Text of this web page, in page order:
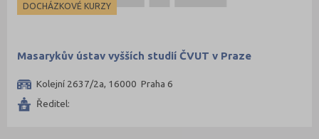
DOCHÁZKOVÉ KURZY
Masarykův ústav vyšších studií ČVUT v Praze
Kolejní 2637/2a, 16000 Praha 6
Ředitel: